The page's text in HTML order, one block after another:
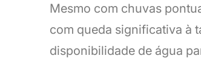
Mesmo com chuvas
com queda significativa à
disponibilidade de água